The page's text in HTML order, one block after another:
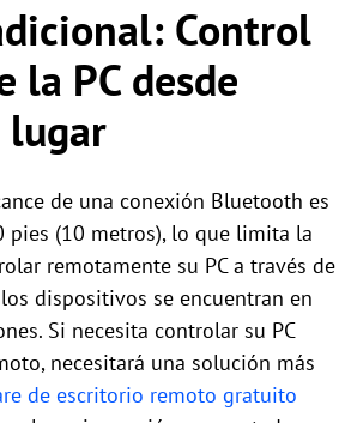
Control
la PC desde
lugar
de una conexión Bluetooth es
pies (10 metros), lo que limita la
remotamente su PC a través de
dispositivos se encuentran en
Si necesita controlar su PC
necesitará una solución más
de escritorio remoto gratuito